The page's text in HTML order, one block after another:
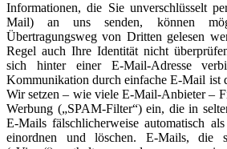
Informationen, die Sie unverschlüsselt
Mail) an uns senden, können
Übertragungsweg von Dritten gelesen
Regel auch Ihre Identität nicht
sich hinter einer E-Mail-Adresse
Kommunikation durch einfache E-Mail ist
Wir setzen – wie viele E-Mail-Anbieter –
Werbung („SPAM-Filter“) ein, die in
E-Mails fälschlicherweise automatisch
einordnen und löschen. E-Mails, die